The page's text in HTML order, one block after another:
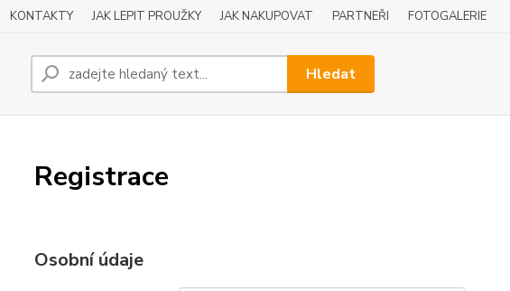
KONTAKTY JAK LEPIT PROUŽKY JAK NAKUPOVAT PARTNEŘI FOTOGALERIE
Hledat
Registrace
Osobní údaje